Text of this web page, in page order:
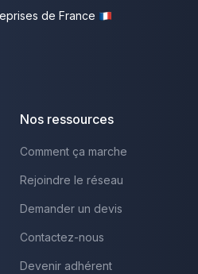
de France
Nos ressources
Comment ça marche
Rejoindre le réseau
Demander un devis
Contactez-nous
Devenir adhérent